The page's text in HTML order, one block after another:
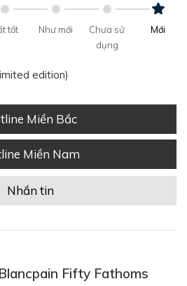
tốt Như mới
Chưa sử
dụng
Mới
edition)
Miền Bắc
Miền Nam
Nhắn tin
Fifty Fathoms